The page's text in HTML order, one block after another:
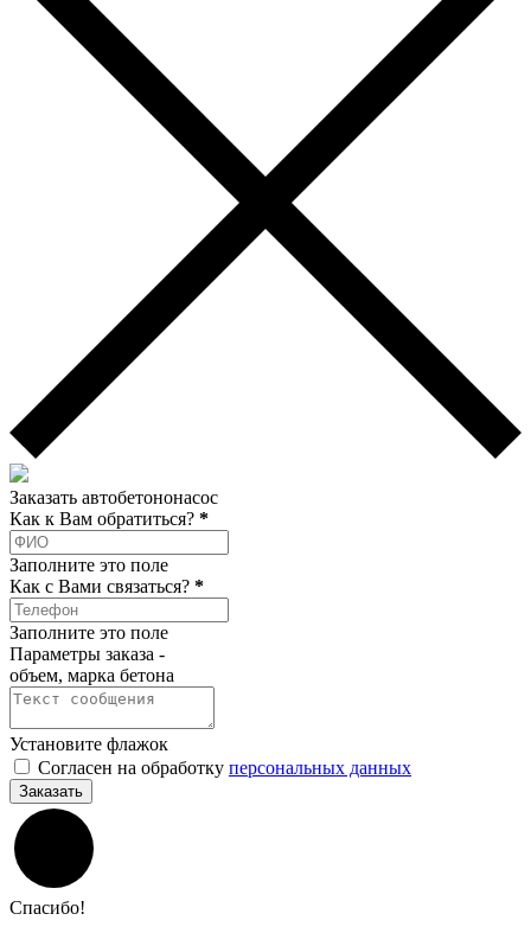
Заказать автобетононасос
Как к Вам обратиться? *
Заполните это поле
Как c Вами связаться? *
Заполните это поле
Параметры заказа -
объем, марка бетона
Установите флажок
Согласен на обработку персональных данных
Заказать
Спасибо!